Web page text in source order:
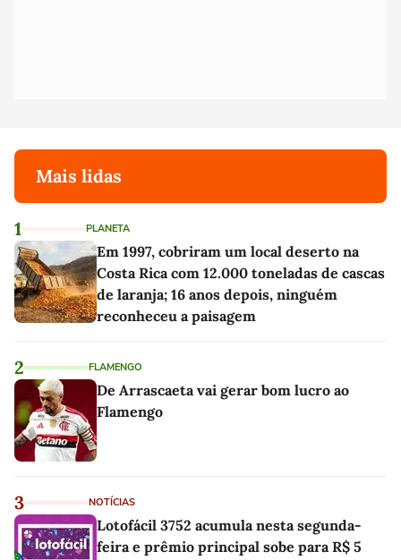
Mais lidas
1 PLANETA
Em 1997, cobriram um local deserto na
Costa Rica com 12.000 toneladas de cascas
de laranja; 16 anos depois, ninguém
reconheceu a paisagem
2 FLAMENGO
De Arrascaeta vai gerar bom lucro ao
Flamengo
3 NOTÍCIAS
Lotofácil 3752 acumula nesta segunda-
feira e prêmio principal sobe para R$ 5